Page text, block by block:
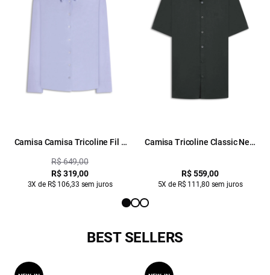
Camisa Camisa Tricoline Fil a
R$ 649,00
R$ 319,00
3X de R$ 106,33 sem juros
Camisa Tricoline Classic New
R$ 559,00
5X de R$ 111,80 sem juros
BEST SELLERS